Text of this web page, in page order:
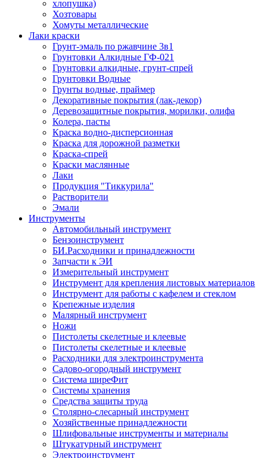
хлопушка)
Хозтовары
Хомуты металлические
Лаки краски
Грунт-эмаль по ржавчине 3в1
Грунтовки Алкидные ГФ-021
Грунтовки алкидные, грунт-спрей
Грунтовки Водные
Грунты водные, праймер
Декоративные покрытия (лак-декор)
Деревозащитные покрытия, морилки, олифа
Колера, пасты
Краска водно-дисперсионная
Краска для дорожной разметки
Краска-спрей
Краски маслянные
Лаки
Продукция "Тиккурила"
Растворители
Эмали
Инструменты
Автомобильный инструмент
Бензоинструмент
БИ.Расходники и принадлежности
Запчасти к ЭИ
Измерительный инструмент
Инструмент для крепления листовых материалов
Инструмент для работы с кафелем и стеклом
Крепежные изделия
Малярный инструмент
Ножи
Пистолеты скелетные и клеевые
Пистолеты скелетные и клеевые
Расходники для электроинструмента
Садово-огородный инструмент
Система ширеФит
Системы хранения
Средства защиты труда
Столярно-слесарный инструмент
Хозяйственные принадлежности
Шлифовальные инструменты и материалы
Штукатурный инструмент
Электроинструмент